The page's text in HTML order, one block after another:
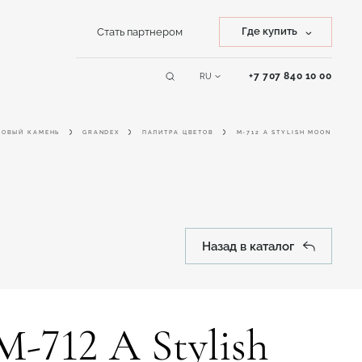
Online дизайнер
Стать партнером Где купить
RU +7 707 840 10 00
КАМЕНЬ GRANDEX ПАЛИТРА ЦВЕТОВ M-712 A STYLISH MOON
Назад в каталог
712 A Stylish